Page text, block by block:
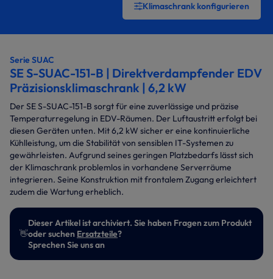
Klimaschrank konfigurieren
Serie SUAC
SE S-SUAC-151-B | Direktverdampfender EDV
Präzisionsklimaschrank | 6,2 kW
Der SE S-SUAC-151-B sorgt für eine zuverlässige und präzise
Temperaturregelung in EDV-Räumen. Der Luftaustritt erfolgt bei
diesen Geräten unten. Mit 6,2 kW sicher er eine kontinuierliche
Kühlleistung, um die Stabilität von sensiblen IT-Systemen zu
gewährleisten. Aufgrund seines geringen Platzbedarfs lässt sich
der Klimaschrank problemlos in vorhandene Serverräume
integrieren. Seine Konstruktion mit frontalem Zugang erleichtert
zudem die Wartung erheblich.
👋
Dieser Artikel ist archiviert. Sie haben Fragen zum Produkt
oder suchen Ersatzteile?
Sprechen Sie uns an